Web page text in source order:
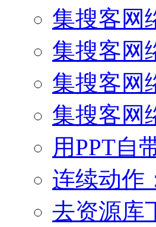
集搜客网
集搜客网
集搜客网
集搜客网
用PPT自
连续动作
去资源库